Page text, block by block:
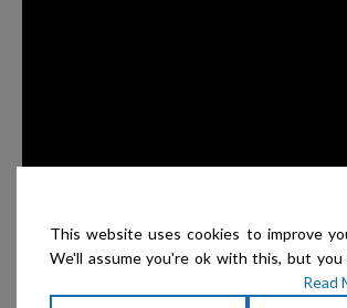
This website uses cookies to improve
We'll assume you're ok with this, but
Read